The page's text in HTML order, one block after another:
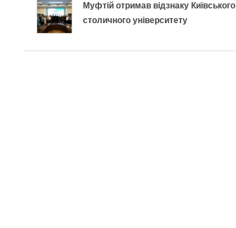
Муфтій отримав відзнаку Київського
столичного університету